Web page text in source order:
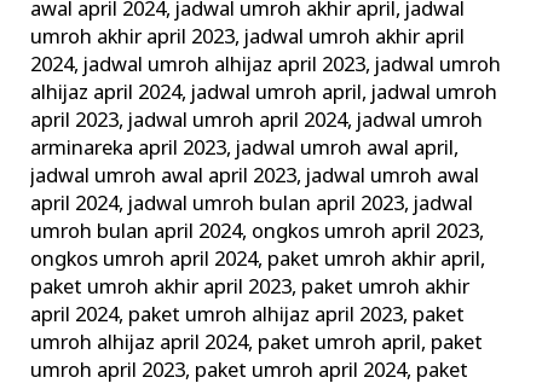
awal april 2024, jadwal umroh akhir april, jadwal
umroh akhir april 2023, jadwal umroh akhir april
2024, jadwal umroh alhijaz april 2023, jadwal umroh
alhijaz april 2024, jadwal umroh april, jadwal umroh
april 2023, jadwal umroh april 2024, jadwal umroh
arminareka april 2023, jadwal umroh awal april,
jadwal umroh awal april 2023, jadwal umroh awal
april 2024, jadwal umroh bulan april 2023, jadwal
umroh bulan april 2024, ongkos umroh april 2023,
ongkos umroh april 2024, paket umroh akhir april,
paket umroh akhir april 2023, paket umroh akhir
april 2024, paket umroh alhijaz april 2023, paket
umroh alhijaz april 2024, paket umroh april, paket
umroh april 2023, paket umroh april 2024, paket